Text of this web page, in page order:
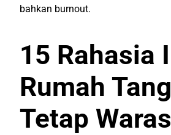
bahkan burnout.
15 Rahasia
Rumah
Tetap Waras